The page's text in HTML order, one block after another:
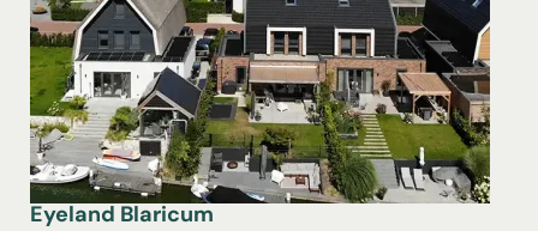
Eyeland Blaricum